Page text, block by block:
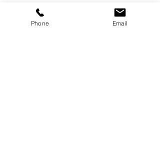
Phone Email